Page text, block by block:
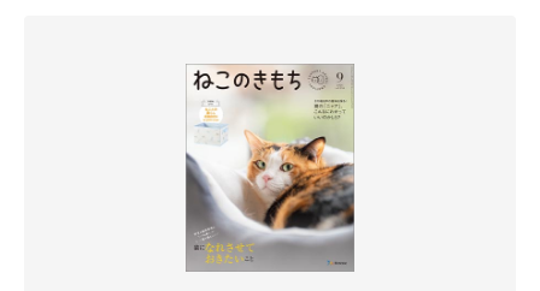
攻撃されても叱ってはダメ